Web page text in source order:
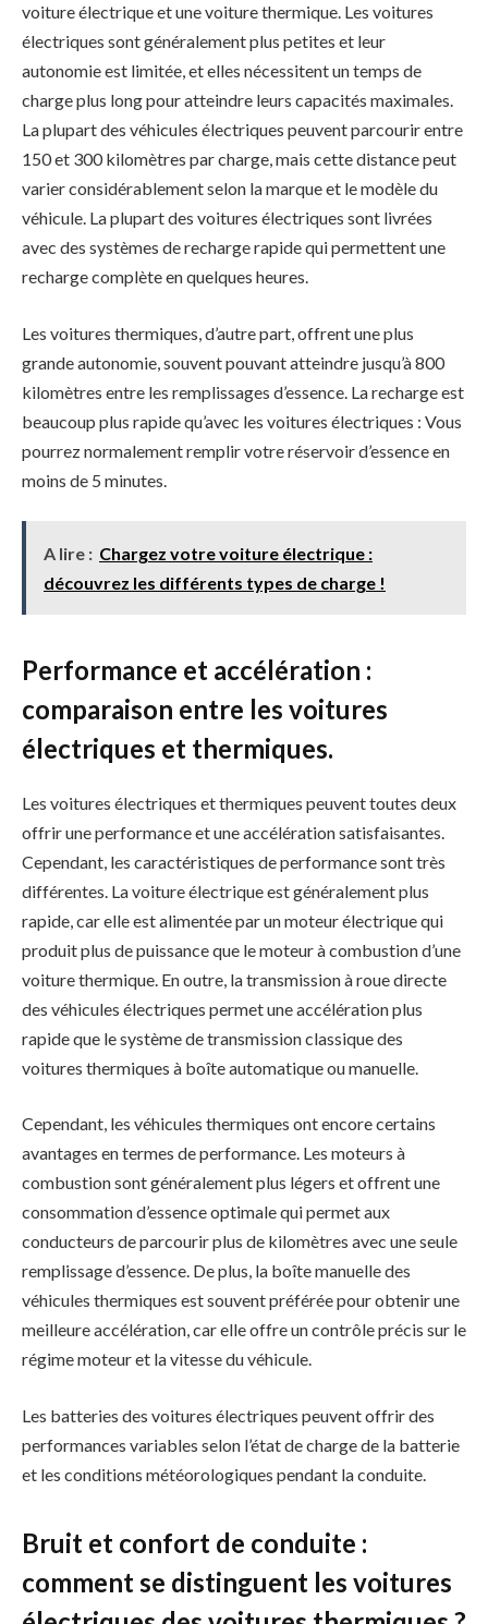
voiture électrique et une voiture thermique. Les voitures
électriques sont généralement plus petites et leur
autonomie est limitée, et elles nécessitent un temps de
charge plus long pour atteindre leurs capacités maximales.
La plupart des véhicules électriques peuvent parcourir entre
150 et 300 kilomètres par charge, mais cette distance peut
varier considérablement selon la marque et le modèle du
véhicule. La plupart des voitures électriques sont livrées
avec des systèmes de recharge rapide qui permettent une
recharge complète en quelques heures.
Les voitures thermiques, d’autre part, offrent une plus
grande autonomie, souvent pouvant atteindre jusqu’à 800
kilomètres entre les remplissages d’essence. La recharge est
beaucoup plus rapide qu’avec les voitures électriques : Vous
pourrez normalement remplir votre réservoir d’essence en
moins de 5 minutes.
A lire : Chargez votre voiture électrique :
découvrez les différents types de charge !
Performance et accélération :
comparaison entre les voitures
électriques et thermiques.
Les voitures électriques et thermiques peuvent toutes deux
offrir une performance et une accélération satisfaisantes.
Cependant, les caractéristiques de performance sont très
différentes. La voiture électrique est généralement plus
rapide, car elle est alimentée par un moteur électrique qui
produit plus de puissance que le moteur à combustion d’une
voiture thermique. En outre, la transmission à roue directe
des véhicules électriques permet une accélération plus
rapide que le système de transmission classique des
voitures thermiques à boîte automatique ou manuelle.
Cependant, les véhicules thermiques ont encore certains
avantages en termes de performance. Les moteurs à
combustion sont généralement plus légers et offrent une
consommation d’essence optimale qui permet aux
conducteurs de parcourir plus de kilomètres avec une seule
remplissage d’essence. De plus, la boîte manuelle des
véhicules thermiques est souvent préférée pour obtenir une
meilleure accélération, car elle offre un contrôle précis sur le
régime moteur et la vitesse du véhicule.
Les batteries des voitures électriques peuvent offrir des
performances variables selon l’état de charge de la batterie
et les conditions météorologiques pendant la conduite.
Bruit et confort de conduite :
comment se distinguent les voitures